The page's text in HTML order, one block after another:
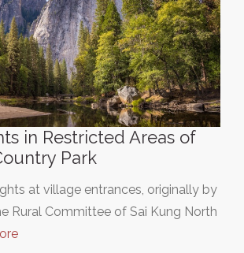
in Restricted Areas of
Park
at village entrances, originally by
Rural Committee of Sai Kung North